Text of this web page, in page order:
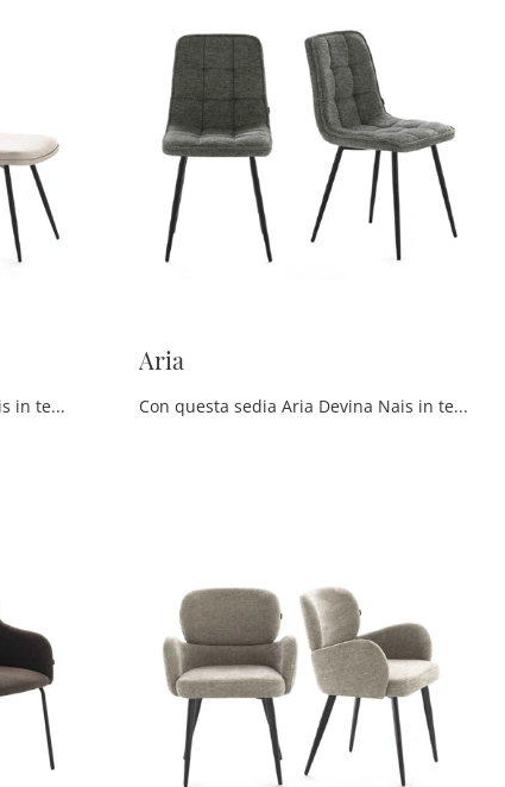
Con questa sedia Nat Devina Nais in tessuto, una tra le nostre sedute fisse moderne, potrai completare i tuoi spazi.
Aria
Con questa sedia Aria Devina Nais in tessuto, una delle nostre sedute fisse moderne, potrai completare i tuoi interni.